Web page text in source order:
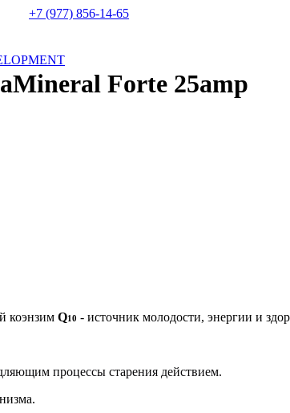
+7 (977) 856-14-65
Forte 25amp
коэнзим Q10 - источник молодости, энергии и
процессы старения действием.